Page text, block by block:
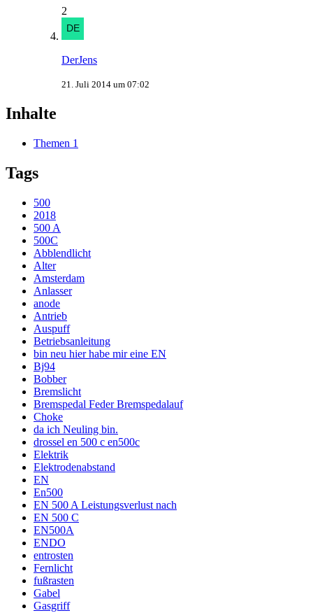
2
DerJens
21. Juli 2014 um 07:02
Inhalte
Themen 1
Tags
500
2018
500 A
500C
Abblendlicht
Alter
Amsterdam
Anlasser
anode
Antrieb
Auspuff
Betriebsanleitung
bin neu hier habe mir eine EN
Bj94
Bobber
Bremslicht
Bremspedal Feder Bremspedalauf
Choke
da ich Neuling bin.
drossel en 500 c en500c
Elektrik
Elektrodenabstand
EN
En500
EN 500 A Leistungsverlust nach
EN 500 C
EN500A
ENDO
entrosten
Fernlicht
fußrasten
Gabel
Gasgriff